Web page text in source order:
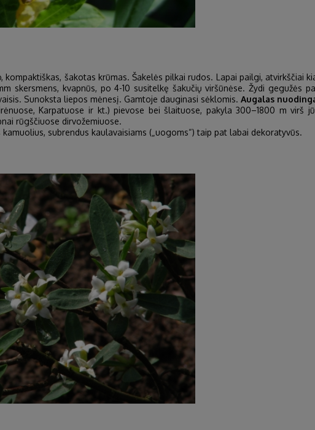
kompaktiškas, šakotas krūmas. Šakelės pilkai rudos. Lapai pailgi, atvirkščiai
skersmens, kvapnūs, po 4-10 susitelkę šakučių viršūnėse. Žydi gegužės
Sunoksta liepos mėnesį. Gamtoje dauginasi sėklomis. Augalas
Karpatuose ir kt.) pievose bei šlaituose, pakyla 300–1800 m virš
rūgščiuose dirvožemiuose.
subrendus kaulavaisiams („uogoms“) taip pat labai dekoratyvūs.